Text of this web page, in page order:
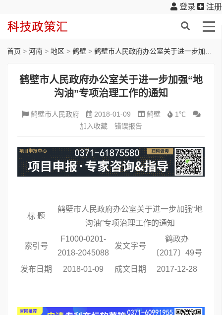
登录 注册
首页 > 河南 > 地区 > 鹤壁 > 鹤壁市人民政府办公室关于进一步加强“地沟油”专项治理工作的通知
鹤壁市人民政府办公室关于进一步加强“地
沟油”专项治理工作的通知
鹤壁市人民政府 2018-01-09 鹤壁
1℃
加入收藏
错误报告
标 题
鹤壁市人民政府办公室关于进一步加强“地
沟油”专项治理工作的通知
索引号
F1000-0201-
2018-2045088
发文字号
鹤政办
〔2017〕49号
发布日期
2018-01-09 成文日期 2017-12-28